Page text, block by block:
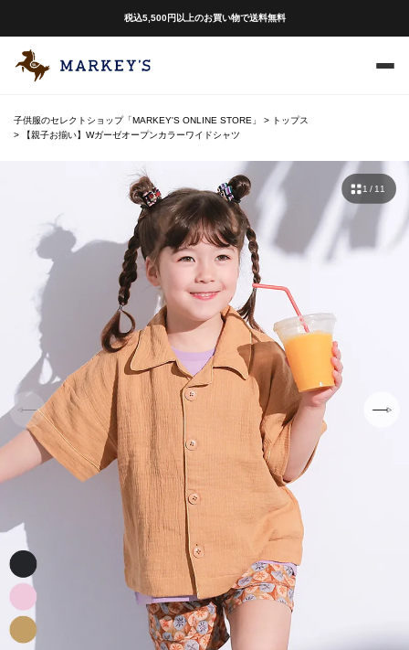
税込5,500円以上のお買い物で送料無料
子供服のセレクトショップ「MARKEY'S ONLINE STORE」
トップス
【親子お揃い】Wガーゼオープンカラーワイドシャツ
1 / 11